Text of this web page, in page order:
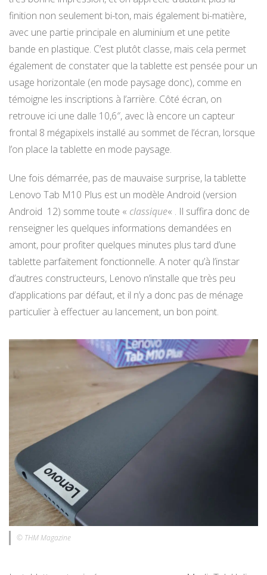
finition non seulement bi-ton, mais également bi-matière,
avec une partie principale en aluminium et une petite
bande en plastique. C’est plutôt classe, mais cela permet
également de constater que la tablette est pensée pour un
usage horizontale (en mode paysage donc), comme en
témoigne les inscriptions à l’arrière. Côté écran, on
retrouve ici une dalle 10,6″, avec là encore un capteur
frontal 8 mégapixels installé au sommet de l’écran, lorsque
l’on place la tablette en mode paysage.
Une fois démarrée, pas de mauvaise surprise, la tablette
Lenovo Tab M10 Plus est un modèle Android (version
Android 12) somme toute « classique« . Il suffira donc de
renseigner les quelques informations demandées en
amont, pour profiter quelques minutes plus tard d’une
tablette parfaitement fonctionnelle. A noter qu’à l’instar
d’autres constructeurs, Lenovo n’installe que très peu
d’applications par défaut, et il n’y a donc pas de ménage
particulier à effectuer au lancement, un bon point.
© THM Magazine